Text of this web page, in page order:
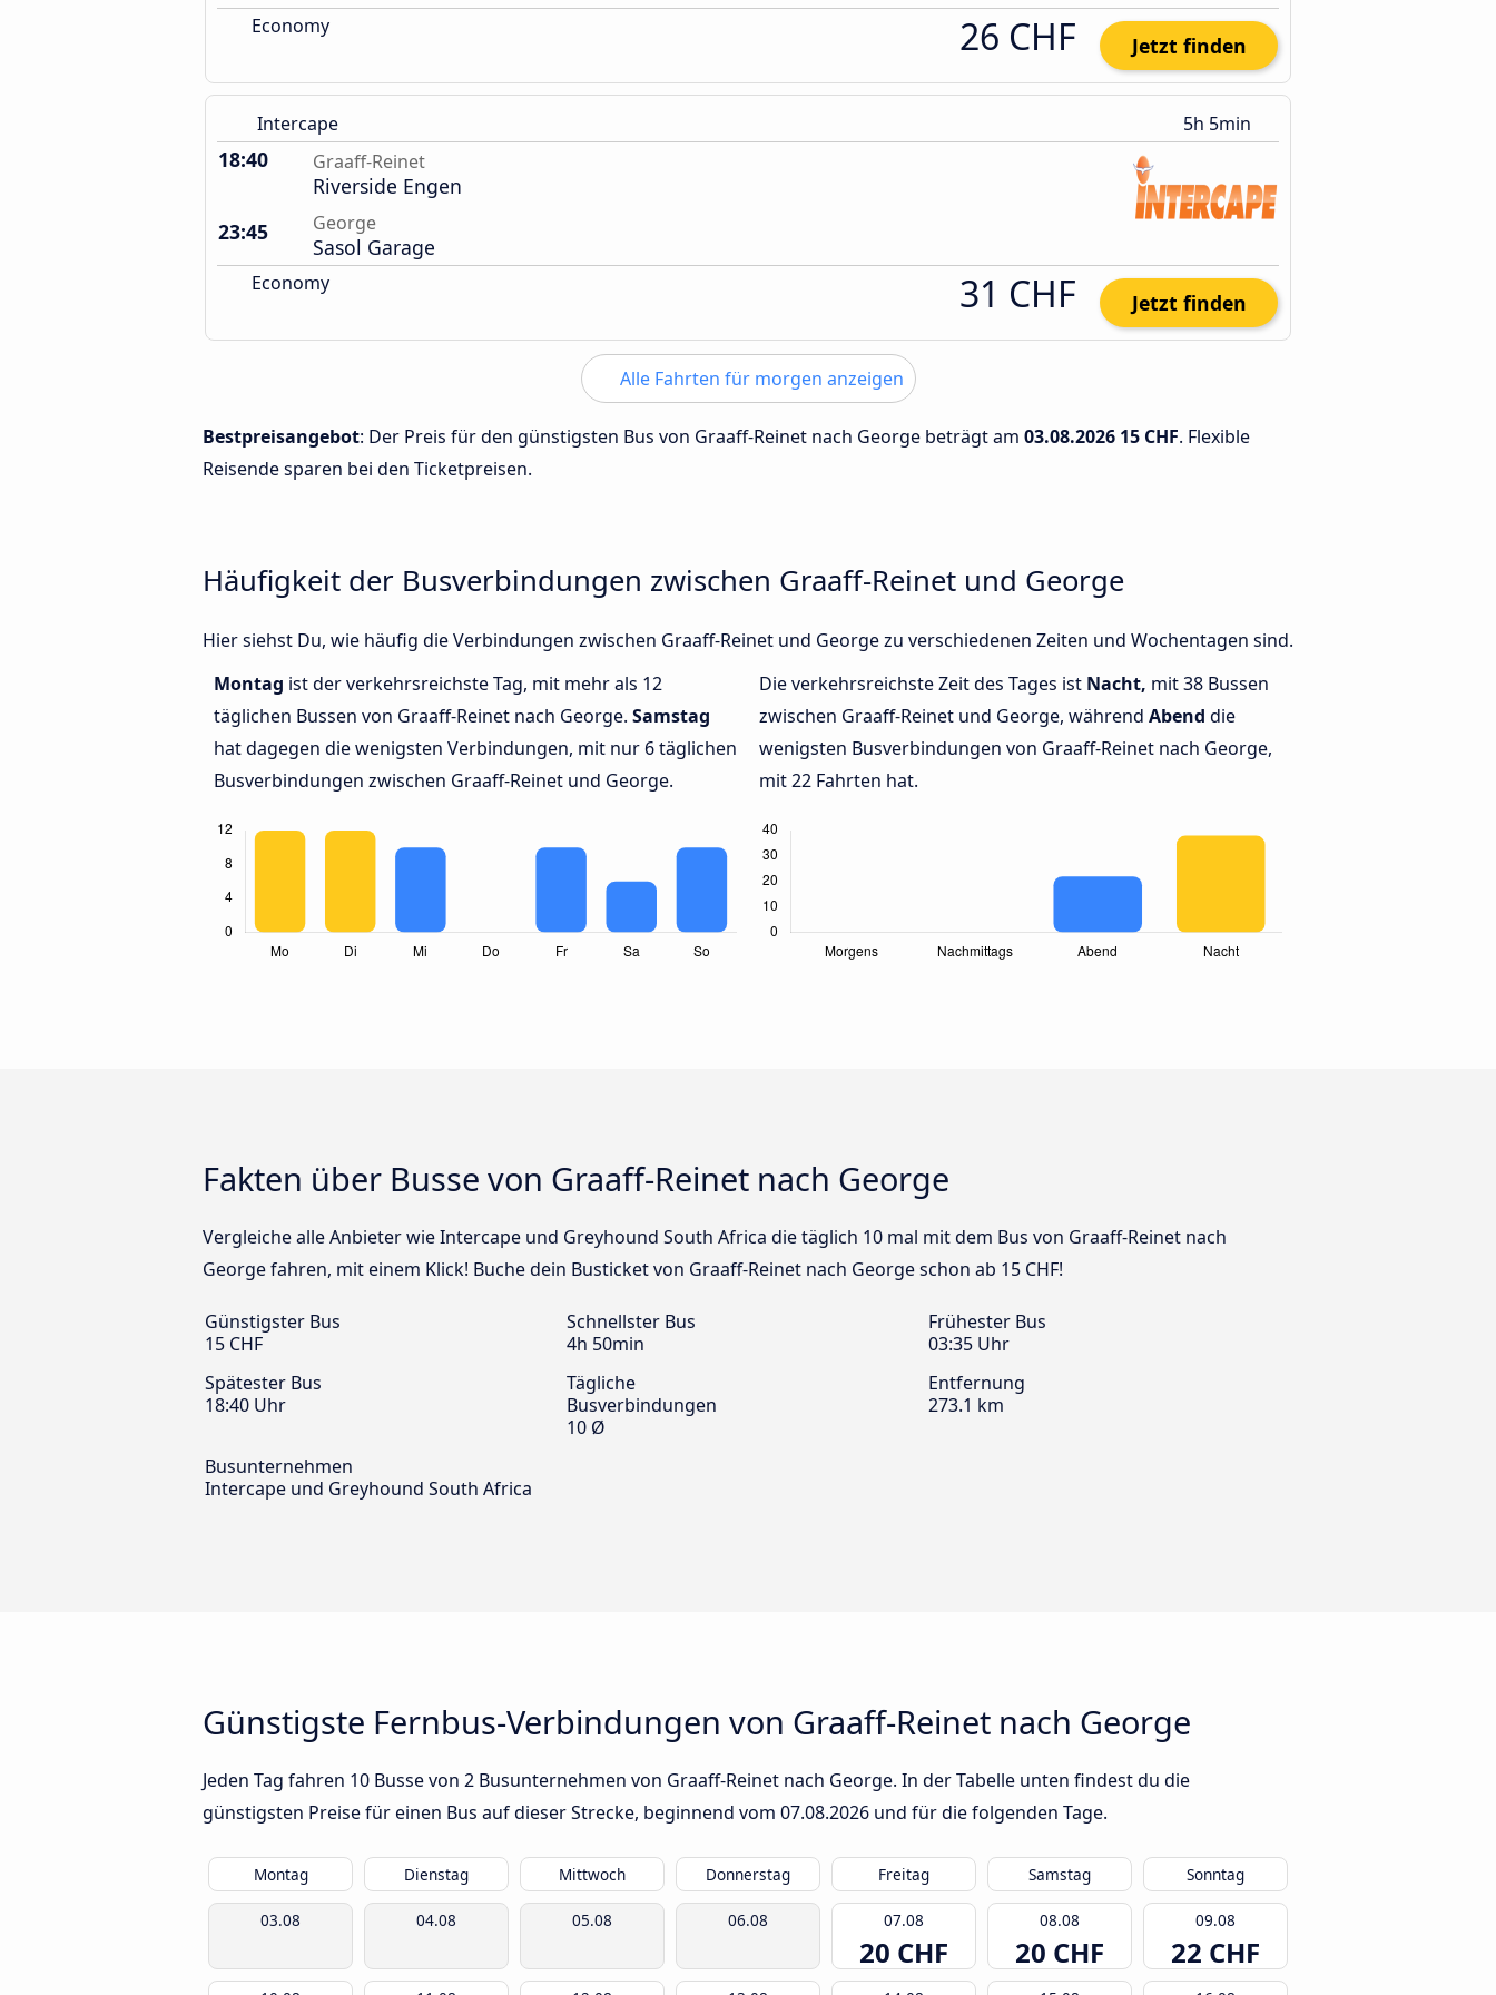
Economy 26 CHF Jetzt finden
Intercape 5h 5min
18:40 Graaff-Reinet
Riverside Engen
23:45
George
Sasol Garage
Economy 31 CHF Jetzt finden
Alle Fahrten für morgen anzeigen
Bestpreisangebot: Der Preis für den günstigsten Bus von Graaff-Reinet nach George beträgt am 03.08.2026 15 CHF. Flexible
Reisende sparen bei den Ticketpreisen.
Häufigkeit der Busverbindungen zwischen Graaff-Reinet und George
Hier siehst Du, wie häufig die Verbindungen zwischen Graaff-Reinet und George zu verschiedenen Zeiten und Wochentagen sind.
Montag ist der verkehrsreichste Tag, mit mehr als 12
täglichen Bussen von Graaff-Reinet nach George. Samstag
hat dagegen die wenigsten Verbindungen, mit nur 6 täglichen
Busverbindungen zwischen Graaff-Reinet und George.
Die verkehrsreichste Zeit des Tages ist Nacht, mit 38 Bussen
zwischen Graaff-Reinet und George, während Abend die
wenigsten Busverbindungen von Graaff-Reinet nach George,
mit 22 Fahrten hat.
Fakten über Busse von Graaff-Reinet nach George
Vergleiche alle Anbieter wie Intercape und Greyhound South Africa die täglich 10 mal mit dem Bus von Graaff-Reinet nach
George fahren, mit einem Klick! Buche dein Busticket von Graaff-Reinet nach George schon ab 15 CHF!
Günstigster Bus
15 CHF
Schnellster Bus
4h 50min
Frühester Bus
03:35 Uhr
Spätester Bus
18:40 Uhr
Tägliche
Busverbindungen
10 Ø
Entfernung
273.1 km
Busunternehmen
Intercape und Greyhound South Africa
Günstigste Fernbus-Verbindungen von Graaff-Reinet nach George
Jeden Tag fahren 10 Busse von 2 Busunternehmen von Graaff-Reinet nach George. In der Tabelle unten findest du die
günstigsten Preise für einen Bus auf dieser Strecke, beginnend vom 07.08.2026 und für die folgenden Tage.
Montag Dienstag Mittwoch Donnerstag Freitag Samstag Sonntag
03.08 04.08 05.08 06.08 07.08
20 CHF
08.08
20 CHF
09.08
22 CHF